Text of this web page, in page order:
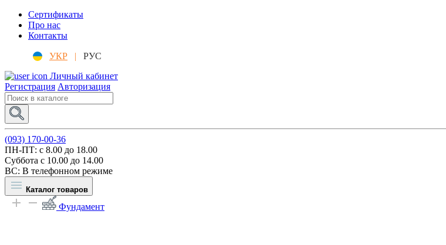
Сертификаты
Про нас
Контакты
УКР |
РУС
Личный кабинет
Регистрация Авторизация
(093) 170-00-36
ПН-ПТ: c 8.00 до 18.00
Суббота с 10.00 до 14.00
ВС: В телефонном режиме
Каталог товаров
Фундамент